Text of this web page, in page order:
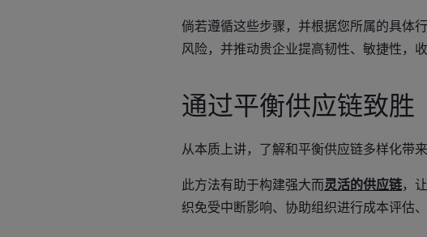
倘若遵循这些步骤，并根据您所属的具体
风险，并推动贵企业提高韧性、敏捷性，收
通过平衡供应链致胜
从本质上讲，了解和平衡供应链多样化带
此方法有助于构建强大而灵活的供应链，
织免受中断影响、协助组织进行成本评估